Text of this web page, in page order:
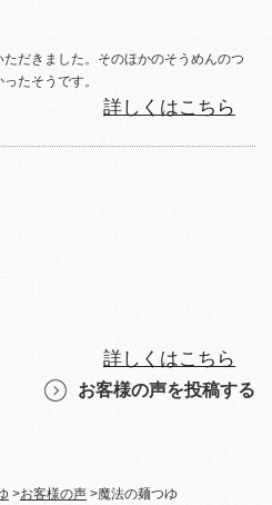
だきました。そのほかのそうめんのつ
たそうです。
詳しくはこちら
詳しくはこちら
お客様の声を投稿する
>お客様の声 >魔法の麺つゆ